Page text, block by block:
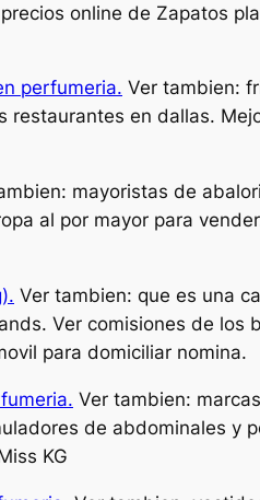
online de Zapatos
perfumeria. Ver tambien:
en dallas.
mayoristas de
al por mayor para
Ver tambien: que es una
Ver comisiones de los
para domiciliar nomina.
Ver tambien:
de abdominales y
KG